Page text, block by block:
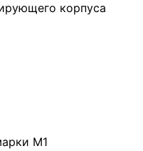
корпуса
М1